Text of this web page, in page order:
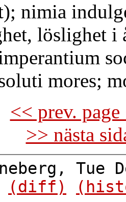
nimia
löslighet i
mores;
<< prev.
>> nästa
Tue
(diff)